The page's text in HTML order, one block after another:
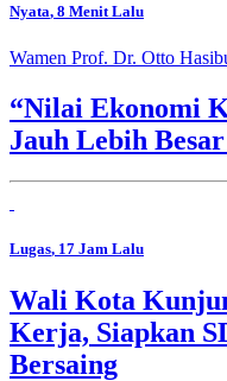
Nyata, 8 Menit Lalu
Wamen Prof. Dr. Otto
“Nilai Ekonomi
Jauh Lebih
Lugas, 17 Jam Lalu
Wali Kota
Kerja, Siapkan
Bersaing